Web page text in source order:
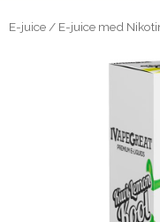
E-juice / E-juice med